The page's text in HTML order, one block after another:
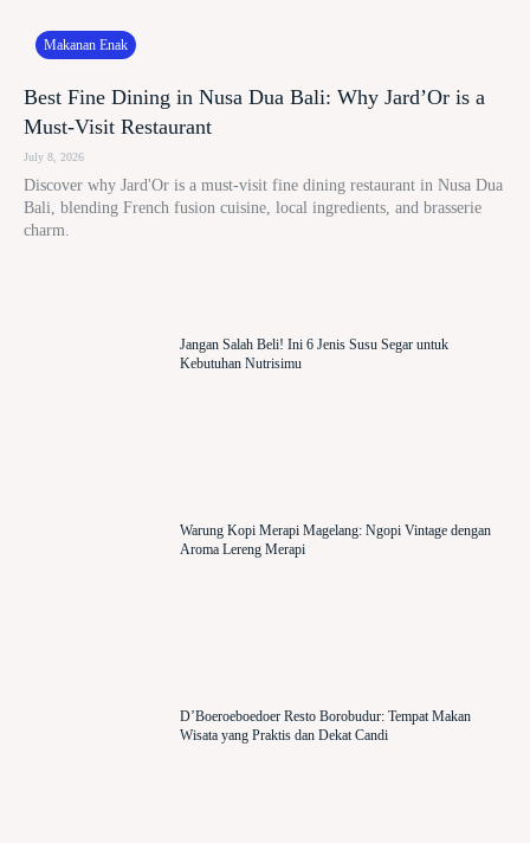
Makanan Enak
Best Fine Dining in Nusa Dua Bali: Why Jard’Or is a
Must-Visit Restaurant
July 8, 2026
Discover why Jard'Or is a must-visit fine dining restaurant in Nusa Dua
Bali, blending French fusion cuisine, local ingredients, and brasserie
charm.
Jangan Salah Beli! Ini 6 Jenis Susu Segar untuk
Kebutuhan Nutrisimu
Warung Kopi Merapi Magelang: Ngopi Vintage dengan
Aroma Lereng Merapi
D’Boeroeboedoer Resto Borobudur: Tempat Makan
Wisata yang Praktis dan Dekat Candi